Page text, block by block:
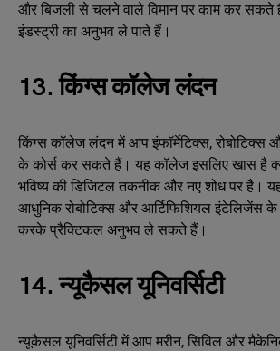
और बिजली से चलने वाले विमान पर काम कर
इंडस्ट्री का अनुभव ले पाते हैं।
13. किंग्स कॉलेज लंदन
किंग्स कॉलेज लंदन में आप इंफॉर्मेटिक्स, रोबोटिक्स
के कोर्स कर सकते हैं। यह कॉलेज इसलिए खास है
भविष्य की डिजिटल तकनीक और नए शोध पर है।
आधुनिक रोबोटिक्स और आर्टिफिशियल इंटेलिजेंस
करके प्रैक्टिकल अनुभव ले सकते हैं।
14. न्यूकैसल यूनिवर्सिटी
न्यूकैसल यूनिवर्सिटी में आप मरीन, सिविल और